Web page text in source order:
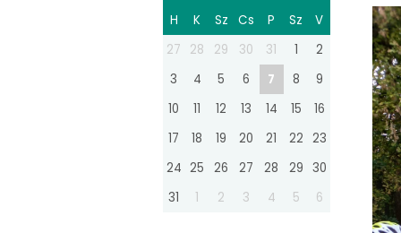
H K Sz Cs P Sz
V
27
28 29 30 31 1
2
3
4 5 6 7 8
9
10
11 12 13 14 15
16
17
18 19 20 21 22 23
24 25 26 27 28 29 30
31
1 2 3 4 5 6